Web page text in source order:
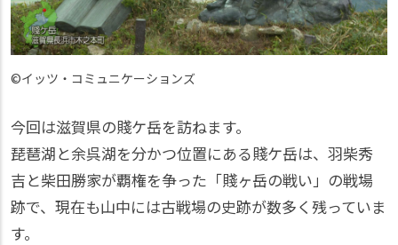
©イッツ・コミュニケーションズ
今回は滋賀県の賤ケ岳を訪ねます。
琵琶湖と余呉湖を分かつ位置にある賤ケ岳は、羽柴秀
吉と柴田勝家が覇権を争った「賤ヶ岳の戦い」の戦場
跡で、現在も山中には古戦場の史跡が数多く残っていま
す。